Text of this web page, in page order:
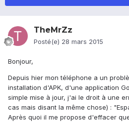
TheMrZz
Posté(e) 28 mars 2015
Bonjour,
Depuis hier mon téléphone a un
installation d'APK, d'une application
simple mise à jour, j'ai le droit à une
cas mais disant la même chose) :
Après quoi il me propose d'effacer